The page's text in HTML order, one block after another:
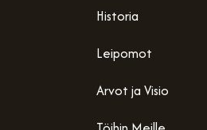
Historia
Leipomot
Arvot ja Visio